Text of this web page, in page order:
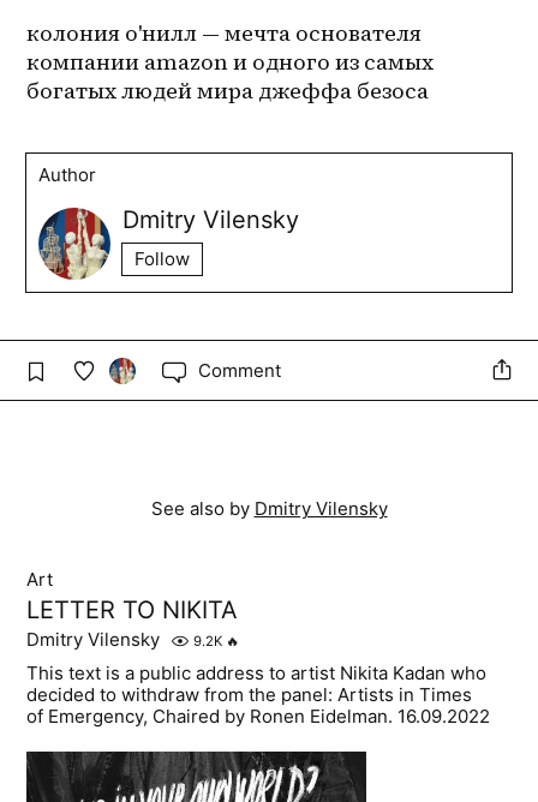
колония о'нилл — мечта основателя
компании amazon и одного из самых
богатых людей мира джеффа безоса
Author
Dmitry Vilensky
Follow
Comment
See also by Dmitry Vilensky
Art
LETTER TO NIKITA
Dmitry Vilensky 9.2K 🔥
This text is a public address to artist Nikita Kadan who
decided to withdraw from the panel: Artists in Times
of Emergency, Chaired by Ronen Eidelman. 16.09.2022